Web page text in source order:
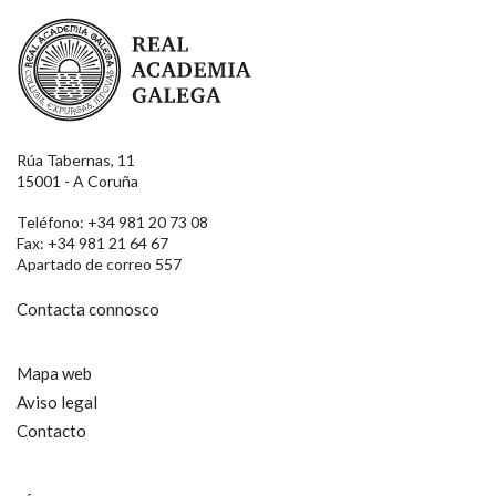
Nome
Enderezo electrónico
Real Academia Galega
Rúa Tabernas, 11
15001 - A Coruña
Teléfono: +34 981 20 73 08
Fax: +34 981 21 64 67
Apartado de correo 557
Contacta connosco
Mapa web
Aviso legal
Contacto